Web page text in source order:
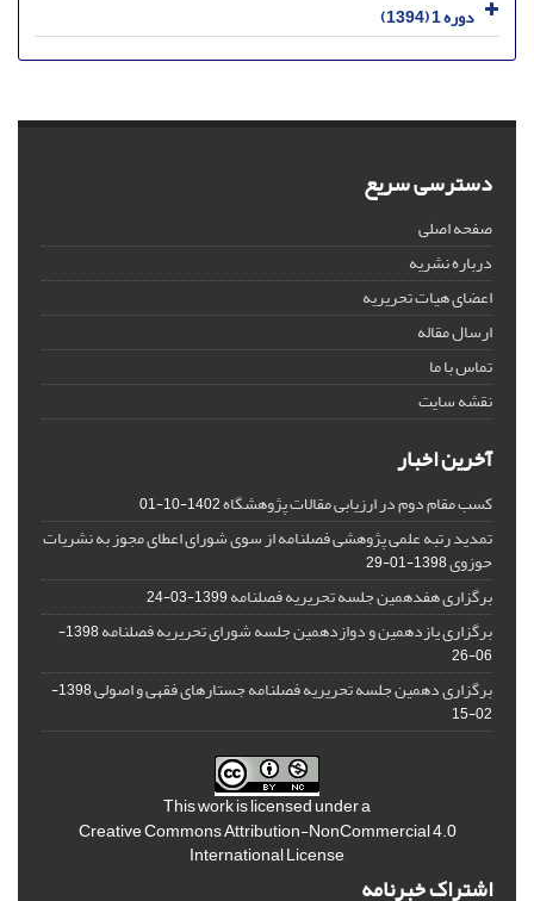
دوره 1 (1394)
دسترسی سریع
صفحه اصلی
درباره نشریه
اعضای هیات تحریریه
ارسال مقاله
تماس با ما
نقشه سایت
آخرین اخبار
کسب مقام دوم در ارزیابی مقالات پژوهشگاه1402-10-01
تمدید رتبه علمی پژوهشی فصلنامه از سوی شورای اعطای مجوز به نشریات
حوزوی1398-01-29
برگزاری هفدهمین جلسه تحریریه فصلنامه1399-03-24
برگزاری یازدهمین و دوازدهمین جلسه شورای تحریریه فصلنامه
1398-
06-26
برگزاری دهمین جلسه تحریریه فصلنامه جستارهای فقهی و اصولی
1398-
02-15
This work is licensed under a
Creative Commons Attribution-NonCommercial 4.0
International License
اشتراک خبرنامه